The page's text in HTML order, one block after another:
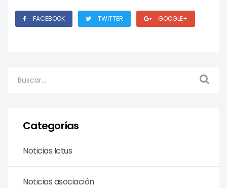
FACEBOOK TWITTER GOOGLE+
Categorías
Noticias Ictus
Noticias asociación